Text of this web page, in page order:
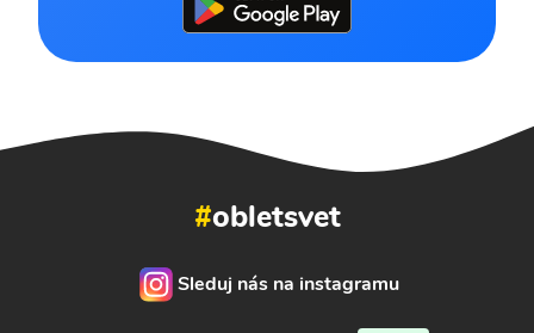
#obletsvet
Sleduj nás na instagramu